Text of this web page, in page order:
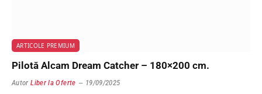
ARTICOLE PREMIUM
Pilotă Alcam Dream Catcher – 180×200 cm.
Autor Liber la Oferte 19/09/2025